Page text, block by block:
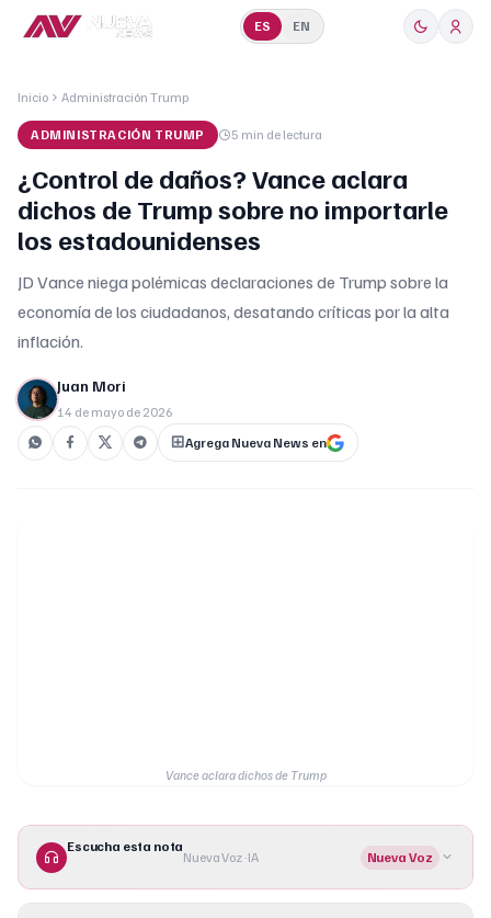
ES EN
Inicio Administración Trump
ADMINISTRACIÓN TRUMP 5 min de lectura
¿Control de daños? Vance aclara
dichos de Trump sobre no importarle
los estadounidenses
JD Vance niega polémicas declaraciones de Trump sobre la
economía de los ciudadanos, desatando críticas por la alta
inflación.
Juan Mori
14 de mayo de 2026
Agrega Nueva News en
Vance aclara dichos de Trump
Escucha esta nota
Nueva Voz · IA Nueva Voz